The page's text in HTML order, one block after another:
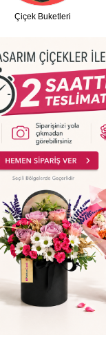
Çiçek Buketleri